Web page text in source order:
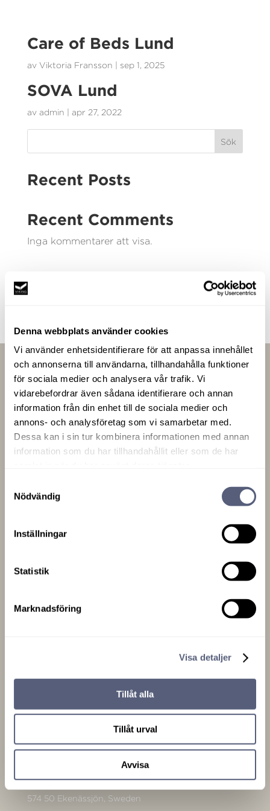
Denna webbplats använder cookies
Vi använder enhetsidentifierare för att anpassa innehållet
och annonserna till användarna, tillhandahålla funktioner
för sociala medier och analysera vår trafik. Vi
vidarebefordrar även sådana identifierare och annan
information från din enhet till de sociala medier och
annons- och analysföretag som vi samarbetar med.
Dessa kan i sin tur kombinera informationen med annan
information som du har tillhandahållit eller som de har
Nödvändig
Inställningar
Statistik
Marknadsföring
Visa detaljer
Tillåt alla
Tillåt urval
Avvisa
Care of Beds Lund
av Viktoria Fransson sep 1, 2025
SOVA Lund
av admin apr 27, 2022
Sök
Recent Posts
Recent Comments
Inga kommentarer att visa.
Småländska höglandet,
skönaste sängarna.
Adress
Viking Beds of Sweden AB
Forngatan 16A
574 50 Ekenässjön, Sweden